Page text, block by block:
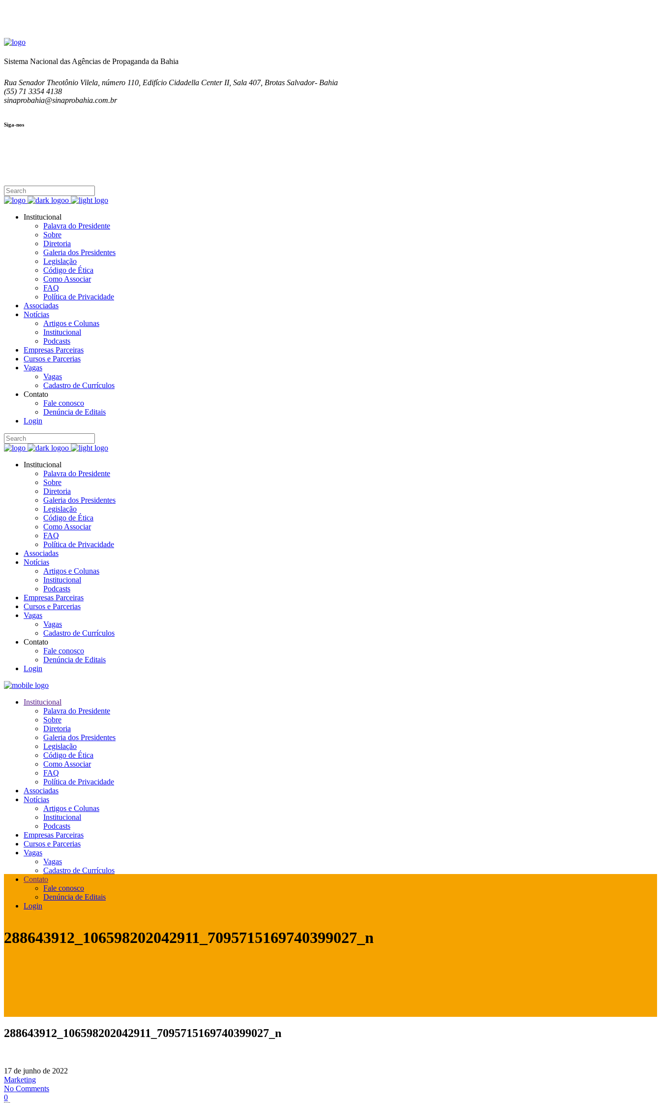
Sistema Nacional das Agências de Propaganda da Bahia
Rua Senador Theotônio Vilela, número 110, Edifício Cidadella Center II, Sala 407, Brotas Salvador- Bahia
(55) 71 3354 4138
sinaprobahia@sinaprobahia.com.br
Siga-nos
Institucional
Palavra do Presidente
Sobre
Diretoria
Galeria dos Presidentes
Legislação
Código de Ética
Como Associar
FAQ
Política de Privacidade
Associadas
Notícias
Artigos e Colunas
Institucional
Podcasts
Empresas Parceiras
Cursos e Parcerias
Vagas
Vagas
Cadastro de Currículos
Contato
Fale conosco
Denúncia de Editais
Login
Institucional
Palavra do Presidente
Sobre
Diretoria
Galeria dos Presidentes
Legislação
Código de Ética
Como Associar
FAQ
Política de Privacidade
Associadas
Notícias
Artigos e Colunas
Institucional
Podcasts
Empresas Parceiras
Cursos e Parcerias
Vagas
Vagas
Cadastro de Currículos
Contato
Fale conosco
Denúncia de Editais
Login
Institucional
Palavra do Presidente
Sobre
Diretoria
Galeria dos Presidentes
Legislação
Código de Ética
Como Associar
FAQ
Política de Privacidade
Associadas
Notícias
Artigos e Colunas
Institucional
Podcasts
Empresas Parceiras
Cursos e Parcerias
Vagas
Vagas
Cadastro de Currículos
Contato
Fale conosco
Denúncia de Editais
Login
288643912_106598202042911_7095715169740399027_n
288643912_106598202042911_7095715169740399027_n
17 de junho de 2022
Marketing
No Comments
0